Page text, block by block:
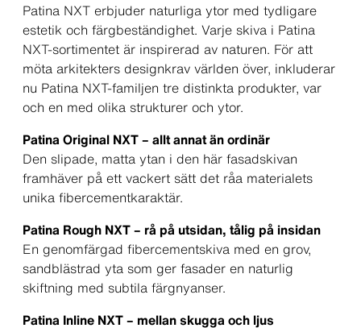
Patina NXT erbjuder naturliga ytor med tydligare
estetik och färgbeständighet. Varje skiva i Patina
NXT-sortimentet är inspirerad av naturen. För att
möta arkitekters designkrav världen över, inkluderar
nu Patina NXT-familjen tre distinkta produkter, var
och en med olika strukturer och ytor.
Patina Original NXT – allt annat än ordinär
Den slipade, matta ytan i den här fasadskivan
framhäver på ett vackert sätt det råa materialets
unika fibercementkaraktär.
Patina Rough NXT – rå på utsidan, tålig på insidan
En genomfärgad fibercementskiva med en grov,
sandblästrad yta som ger fasader en naturlig
skiftning med subtila färgnyanser.
Patina Inline NXT – mellan skugga och ljus